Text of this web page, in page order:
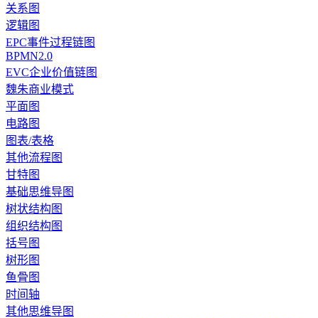
关系图
逻辑图
EPC事件过程链图
BPMN2.0
EVC企业价值链图
魏朱商业模式
平面图
电路图
图表/表格
其他流程图
甘特图
基础思维导图
树状结构图
组织结构图
括号图
树形图
鱼骨图
时间轴
其他思维导图